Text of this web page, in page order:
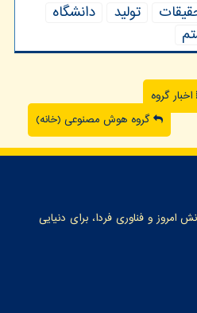
تولید
دانشگاه
اخبار گروه
گروه هوش مصنوعی (خانه)
و فناوری فردا، برای دنیایی